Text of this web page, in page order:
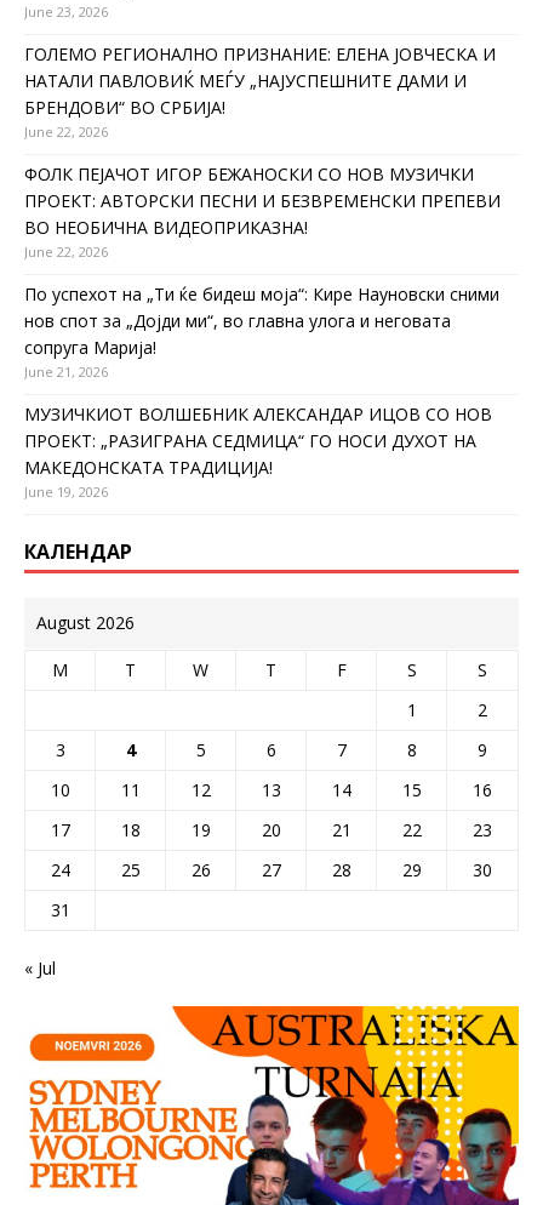
June 23, 2026
ГОЛЕМО РЕГИОНАЛНО ПРИЗНАНИЕ: ЕЛЕНА ЈОВЧЕСКА И
НАТАЛИ ПАВЛОВИЌ МЕЃУ „НАЈУСПЕШНИТЕ ДАМИ И
БРЕНДОВИ“ ВО СРБИЈА!
June 22, 2026
ФОЛК ПЕЈАЧОТ ИГОР БЕЖАНОСКИ СО НОВ МУЗИЧКИ
ПРОЕКТ: АВТОРСКИ ПЕСНИ И БЕЗВРЕМЕНСКИ ПРЕПЕВИ
ВО НЕОБИЧНА ВИДЕОПРИКАЗНА!
June 22, 2026
По успехот на „Ти ќе бидеш моја“: Кире Науновски сними
нов спот за „Дојди ми“, во главна улога и неговата
сопруга Марија!
June 21, 2026
МУЗИЧКИОТ ВОЛШЕБНИК АЛЕКСАНДАР ИЦОВ СО НОВ
ПРОЕКТ: „РАЗИГРАНА СЕДМИЦА“ ГО НОСИ ДУХОТ НА
МАКЕДОНСКАТА ТРАДИЦИЈА!
June 19, 2026
КАЛЕНДАР
August 2026
M T W T F S
S
1
2
3
4 5 6 7 8
9
10
11 12 13 14 15
16
17
18 19 20 21 22
23
24
25 26 27 28 29
30
31
« Jul